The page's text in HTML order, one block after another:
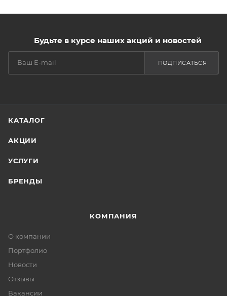
Будьте в курсе наших акций и новостей
ПОДПИСАТЬСЯ
КАТАЛОГ
АКЦИИ
УСЛУГИ
БРЕНДЫ
КОМПАНИЯ
О компании
Портфолио
Новости
Отзывы
Вакансии